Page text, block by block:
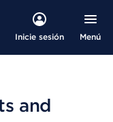
Inicie sesión Menú
and